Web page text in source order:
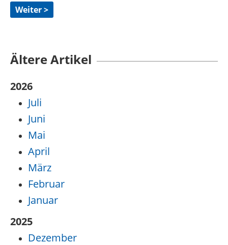
Weiter >
Ältere Artikel
2026
Juli
Juni
Mai
April
März
Februar
Januar
2025
Dezember